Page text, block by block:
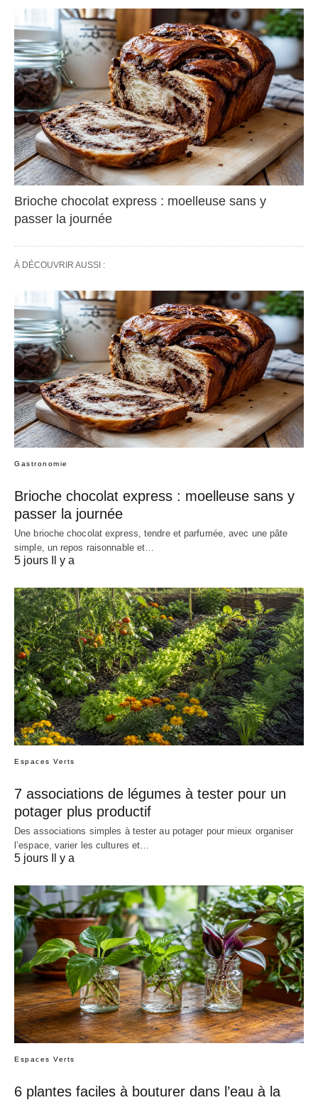
Brioche chocolat express : moelleuse sans y
passer la journée
À DÉCOUVRIR AUSSI :
Gastronomie
Brioche chocolat express : moelleuse sans y
passer la journée
Une brioche chocolat express, tendre et parfumée, avec une pâte
simple, un repos raisonnable et…
5 jours Il y a
Espaces Verts
7 associations de légumes à tester pour un
potager plus productif
Des associations simples à tester au potager pour mieux organiser
l’espace, varier les cultures et…
5 jours Il y a
Espaces Verts
6 plantes faciles à bouturer dans l’eau à la